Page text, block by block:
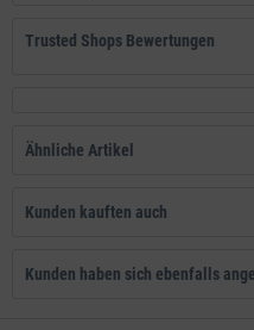
Trusted Shops Bewertungen
Ähnliche Artikel
Kunden kauften auch
Kunden haben sich ebenfalls